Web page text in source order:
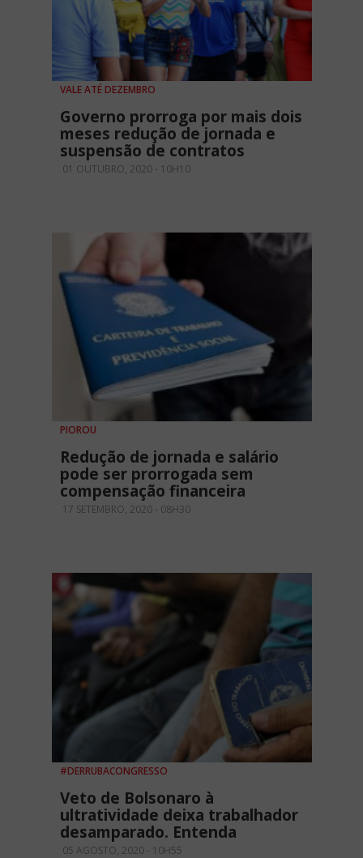
VALE ATÉ DEZEMBRO
Governo prorroga por mais dois
meses redução de jornada e
suspensão de contratos
01 OUTUBRO, 2020 - 10H10
PIOROU
Redução de jornada e salário
pode ser prorrogada sem
compensação financeira
17 SETEMBRO, 2020 - 08H30
#DERRUBACONGRESSO
Veto de Bolsonaro à
ultratividade deixa trabalhador
desamparado. Entenda
05 AGOSTO, 2020 - 10H55